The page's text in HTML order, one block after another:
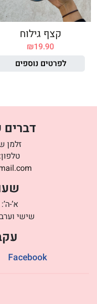
קצף גילוח
₪19.90
לפרטים נוספים
זלמן שז”ר
טלפון:
א’-ה’: 09:00 – 20:00
שישי וערבי חג:
Facebook